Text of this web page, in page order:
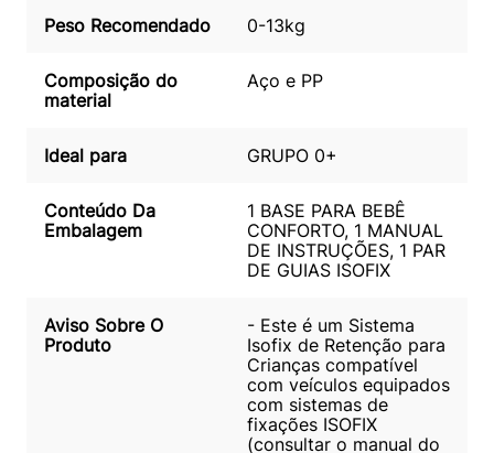
Peso Recomendado 0-13kg
Composição do
material
Aço e PP
Ideal para GRUPO 0+
Conteúdo Da
Embalagem
1 BASE PARA BEBÊ
CONFORTO, 1 MANUAL
DE INSTRUÇÕES, 1 PAR
DE GUIAS ISOFIX
Aviso Sobre O
Produto
- Este é um Sistema
Isofix de Retenção para
Crianças compatível
com veículos equipados
com sistemas de
fixações ISOFIX
(consultar o manual do